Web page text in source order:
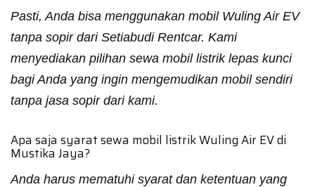
Pasti, Anda bisa menggunakan mobil Wuling Air EV
tanpa sopir dari Setiabudi Rentcar. Kami
menyediakan pilihan sewa mobil listrik lepas kunci
bagi Anda yang ingin mengemudikan mobil sendiri
tanpa jasa sopir dari kami.
Apa saja syarat sewa mobil listrik Wuling Air EV di
Mustika Jaya?
Anda harus mematuhi syarat dan ketentuan yang